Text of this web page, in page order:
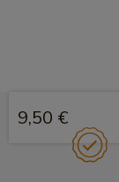
9,50 €